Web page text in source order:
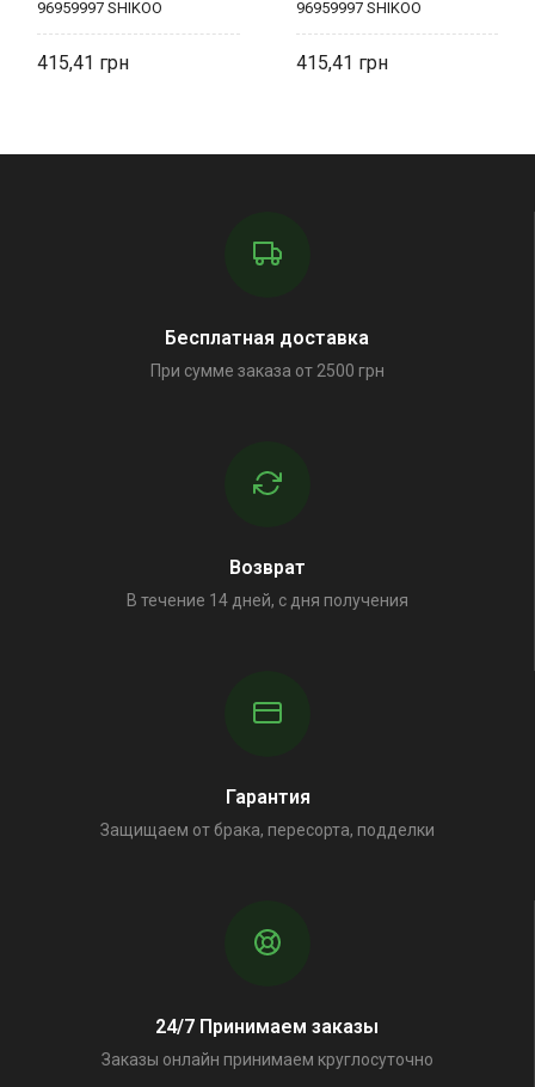
96959997 SHIKOO
415,41
96959997 SHIKOO
415,41
Бесплатная доставка
При сумме заказа от 2500 грн
Возврат
В течение 14 дней, с дня получения
Гарантия
Защищаем от брака, пересорта, подделки
24/7 Принимаем заказы
Заказы онлайн принимаем круглосуточно